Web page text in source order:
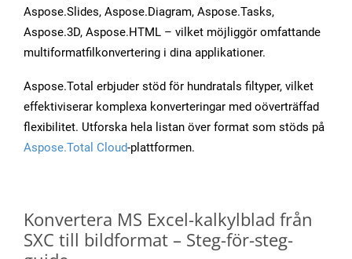
Aspose.Slides, Aspose.Diagram, Aspose.Tasks,
Aspose.3D, Aspose.HTML – vilket möjliggör omfattande
multiformatfilkonvertering i dina applikationer.
Aspose.Total erbjuder stöd för hundratals filtyper, vilket
effektiviserar komplexa konverteringar med oöverträffad
flexibilitet. Utforska hela listan över format som stöds på
Aspose.Total Cloud-plattformen.
Konvertera MS Excel-kalkylblad från
SXC till bildformat – Steg-för-steg-